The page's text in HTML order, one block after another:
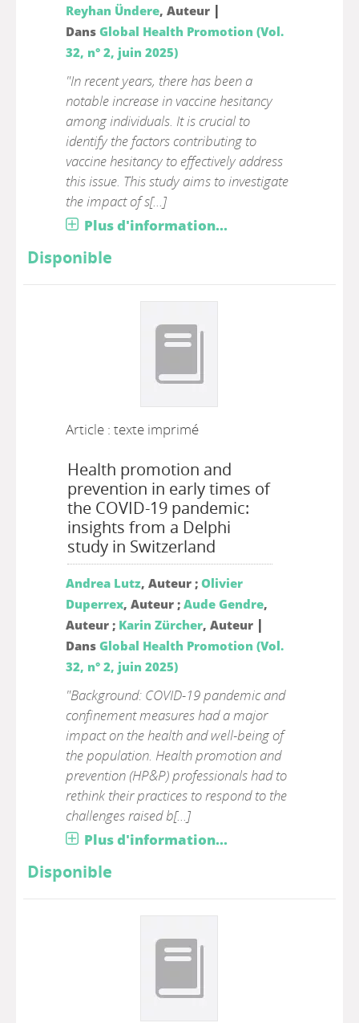
Reyhan Ündere, Auteur |
Dans Global Health Promotion (Vol.
32, n° 2, juin 2025)
"In recent years, there has been a
notable increase in vaccine hesitancy
among individuals. It is crucial to
identify the factors contributing to
vaccine hesitancy to effectively address
this issue. This study aims to investigate
the impact of s[...]
Plus d'information...
Disponible
Article : texte imprimé
Health promotion and
prevention in early times of
the COVID-19 pandemic:
insights from a Delphi
study in Switzerland
Andrea Lutz, Auteur ; Olivier
Duperrex, Auteur ; Aude Gendre,
Auteur ; Karin Zürcher, Auteur |
Dans Global Health Promotion (Vol.
32, n° 2, juin 2025)
"Background: COVID-19 pandemic and
confinement measures had a major
impact on the health and well-being of
the population. Health promotion and
prevention (HP&P) professionals had to
rethink their practices to respond to the
challenges raised b[...]
Plus d'information...
Disponible